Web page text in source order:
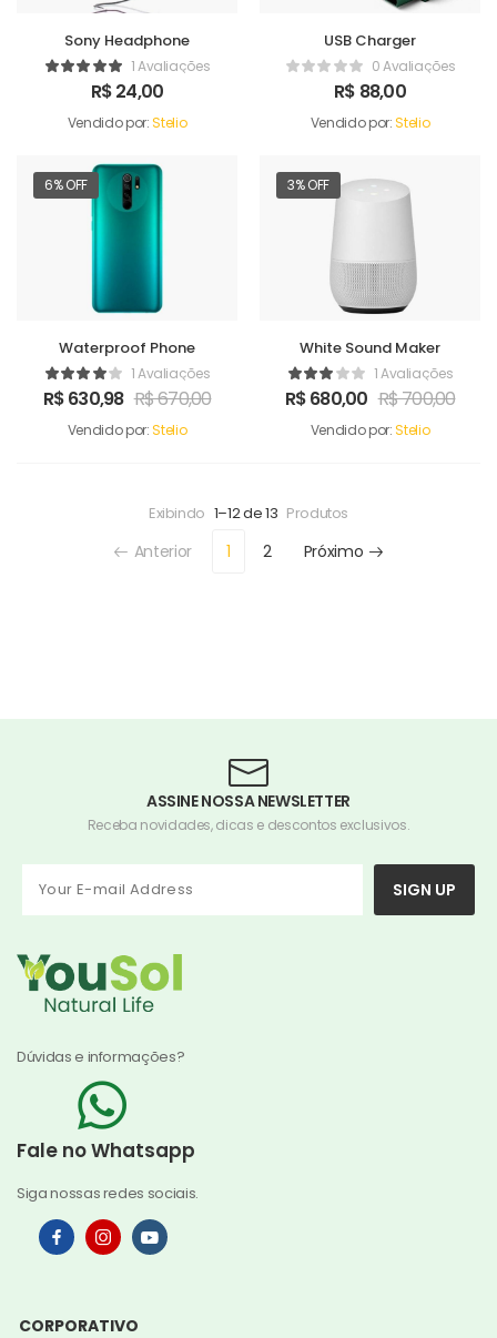
Sony Headphone
1 Avaliações
R$24,00
Vendido por:Stelio
USB Charger
0 Avaliações
R$ 88,00
Vendido por:Stelio
6% OFF
Waterproof Phone
1 Avaliações
R$630,98 R$670,00
Vendido por:Stelio
3% OFF
White Sound Maker
1 Avaliações
R$680,00 R$700,00
Vendido por:Stelio
Exibindo 1–12 de 13 Produtos
Anterior 1 2 Próximo
ASSINE NOSSA NEWSLETTER
Receba novidades, dicas e descontos exclusivos.
SIGN UP
Dúvidas e informações?
Fale no Whatsapp
Siga nossas redes sociais.
CORPORATIVO